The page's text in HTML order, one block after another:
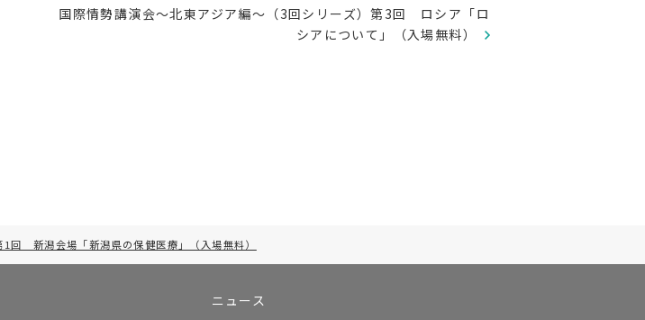
国際情勢講演会〜北東アジア編〜（3回シリーズ）第3回 ロシア「ロ
シアについて」（入場無料）
新潟会場「新潟県の保健医療」（入場無料）
ニュース